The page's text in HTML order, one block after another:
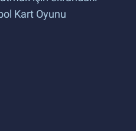
Kart Oyunu